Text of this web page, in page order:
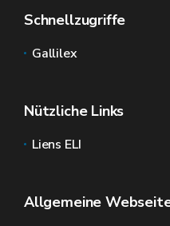
Schnellzugriffe
Gallilex
Nützliche Links
Liens ELI
Allgemeine